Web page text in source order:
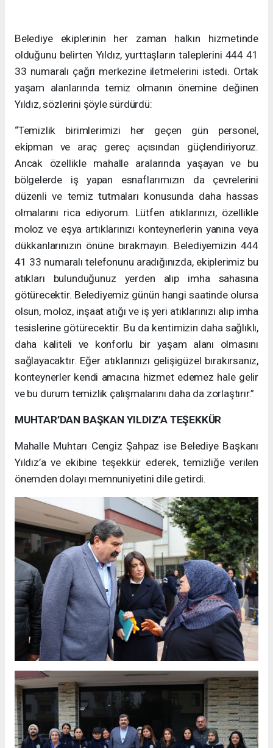
Belediye ekiplerinin her zaman halkın hizmetinde
olduğunu belirten Yıldız, yurttaşların taleplerini 444 41
33 numaralı çağrı merkezine iletmelerini istedi. Ortak
yaşam alanlarında temiz olmanın önemine değinen
Yıldız, sözlerini şöyle sürdürdü:
“Temizlik birimlerimizi her geçen gün personel,
ekipman ve araç gereç açısından güçlendiriyoruz.
Ancak özellikle mahalle aralarında yaşayan ve bu
bölgelerde iş yapan esnaflarımızın da çevrelerini
düzenli ve temiz tutmaları konusunda daha hassas
olmalarını rica ediyorum. Lütfen atıklarınızı, özellikle
moloz ve eşya artıklarınızı konteynerlerin yanına veya
dükkanlarınızın önüne bırakmayın. Belediyemizin 444
41 33 numaralı telefonunu aradığınızda, ekiplerimiz bu
atıkları bulunduğunuz yerden alıp imha sahasına
götürecektir. Belediyemiz günün hangi saatinde olursa
olsun, moloz, inşaat atığı ve iş yeri atıklarınızı alıp imha
tesislerine götürecektir. Bu da kentimizin daha sağlıklı,
daha kaliteli ve konforlu bir yaşam alanı olmasını
sağlayacaktır. Eğer atıklarınızı gelişigüzel bırakırsanız,
konteynerler kendi amacına hizmet edemez hale gelir
ve bu durum temizlik çalışmalarını daha da zorlaştırır.”
MUHTAR’DAN BAŞKAN YILDIZ’A TEŞEKKÜR
Mahalle Muhtarı Cengiz Şahpaz ise Belediye Başkanı
Yıldız’a ve ekibine teşekkür ederek, temizliğe verilen
önemden dolayı memnuniyetini dile getirdi.